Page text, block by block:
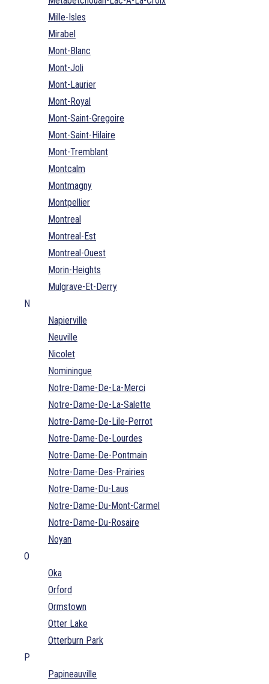
Mille-Isles
Mirabel
Mont-Blanc
Mont-Joli
Mont-Laurier
Mont-Royal
Mont-Saint-Gregoire
Mont-Saint-Hilaire
Mont-Tremblant
Montcalm
Montmagny
Montpellier
Montreal
Montreal-Est
Montreal-Ouest
Morin-Heights
Mulgrave-Et-Derry
N
Napierville
Neuville
Nicolet
Nominingue
Notre-Dame-De-La-Merci
Notre-Dame-De-La-Salette
Notre-Dame-De-Lile-Perrot
Notre-Dame-De-Lourdes
Notre-Dame-De-Pontmain
Notre-Dame-Des-Prairies
Notre-Dame-Du-Laus
Notre-Dame-Du-Mont-Carmel
Notre-Dame-Du-Rosaire
Noyan
O
Oka
Orford
Ormstown
Otter Lake
Otterburn Park
P
Papineauville